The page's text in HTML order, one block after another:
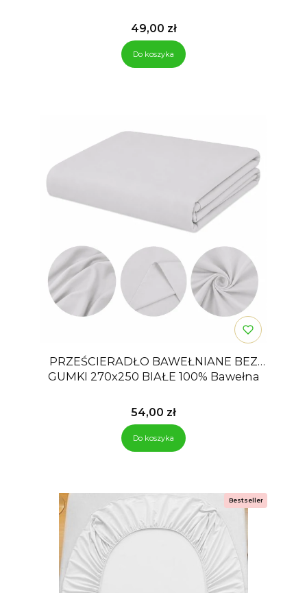
Cena
49,00 zł
Do koszyka
PRZEŚCIERADŁO BAWEŁNIANE BEZ
GUMKI 270x250 BIAŁE 100% Bawełna
Cena
54,00 zł
Do koszyka
Bestseller